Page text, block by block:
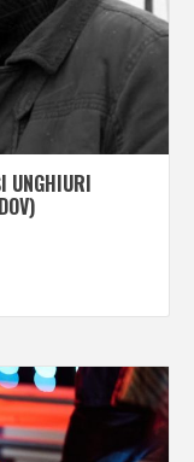
UNGHIURI